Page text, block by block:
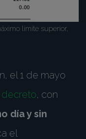
límite superior,
el 1 de mayo
, con
día y sin
el